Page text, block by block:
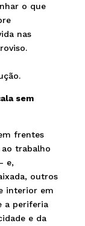
o que
nas
sem
frentes
ao trabalho
e,
outros
interior em
a periferia
e da